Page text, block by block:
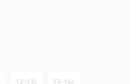
12-13r. 13-14r.